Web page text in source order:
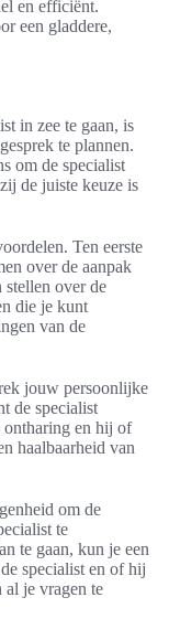
en efficiënt.
een gladdere,
in zee te gaan, is
te plannen.
om de specialist
de juiste keuze is
Ten eerste
over de aanpak
stellen over de
die je kunt
van de
jouw persoonlijke
de specialist
ontharing en hij of
haalbaarheid van
om de
te
te gaan, kun je een
specialist en of hij
al je vragen te